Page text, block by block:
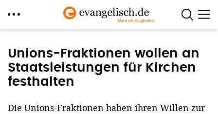
zum
Inhalt
Unions-Fraktionen wollen an
Staatsleistungen für Kirchen
festhalten
Die Unions-Fraktionen haben ihren Willen zur